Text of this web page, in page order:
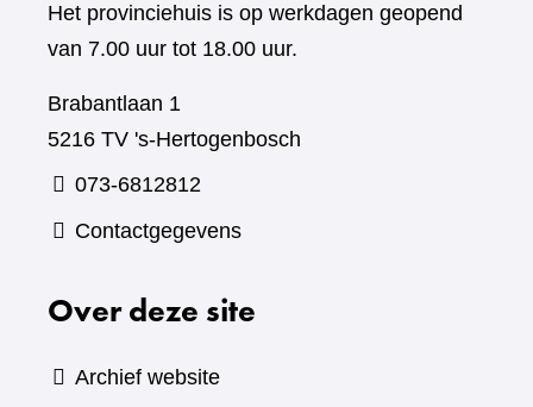
Het provinciehuis is op werkdagen geopend
van 7.00 uur tot 18.00 uur.
Brabantlaan 1
5216 TV 's-Hertogenbosch
073-6812812
Contactgegevens
Over deze site
Archief website